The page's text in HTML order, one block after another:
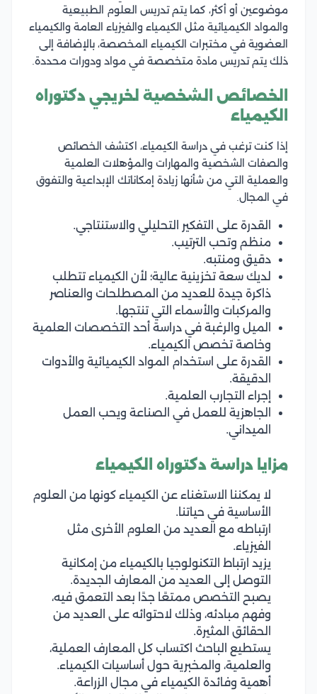
موضوعين أو أكثر، كما يتم تدريس العلوم الطبيعية
والمواد الكيميائية مثل الكيمياء والفيزياء العامة والكيمياء
العضوية في مختبرات الكيمياء المخصصة، بالإضافة إلى
ذلك يتم تدريس مادة متخصصة في مواد ودورات محددة.
الخصائص الشخصية لخريجي دكتوراه
الكيمياء
إذا كنت ترغب في دراسة الكيمياء، اكتشف الخصائص
والصفات الشخصية والمهارات والمؤهلات العلمية
والعملية التي من شأنها زيادة إمكاناتك الإبداعية والتفوق
في المجال.
القدرة على التفكير التحليلي والاستنتاجي.
منظم وتحب الترتيب.
دقيق ومنتبه.
لديك سعة تخزينية عالية؛ لأن الكيمياء تتطلب
ذاكرة جيدة للعديد من المصطلحات والعناصر
والمركبات والأسماء التي تنتجها.
الميل والرغبة في دراسة أحد التخصصات العلمية
وخاصة تخصص الكيمياء.
القدرة على استخدام المواد الكيميائية والأدوات
الدقيقة.
إجراء التجارب العلمية.
الجاهزية للعمل في الصناعة ويحب العمل
الميداني.
مزايا دراسة دكتوراه الكيمياء
لا يمكننا الاستغناء عن الكيمياء كونها من العلوم
الأساسية في حياتنا.
ارتباطه مع العديد من العلوم الأخرى مثل
الفيزياء.
يزيد ارتباط التكنولوجيا بالكيمياء من إمكانية
التوصل إلى العديد من المعارف الجديدة.
يصبح التخصص ممتعًا جدًا بعد التعمق فيه،
وفهم مبادئه، وذلك لاحتوائه على العديد من
الحقائق المثيرة.
يستطيع الباحث اكتساب كل المعارف العملية،
والعلمية، والمخبرية حول أساسيات الكيمياء.
أهمية وفائدة الكيمياء في مجال الزراعة.